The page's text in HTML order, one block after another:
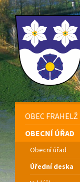
OBEC FRAHELŽ
OBECNÍ ÚŘAD
Obecní úřad
Úřední deska